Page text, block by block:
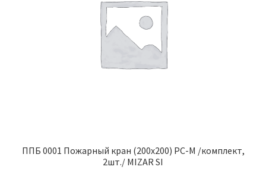
ППБ 0001 Пожарный кран (200х200) РС-M /комплект,
2шт./ MIZAR SI